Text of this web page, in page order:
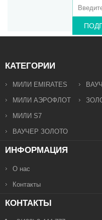
КАТЕГОРИИ
МИЛИ EMIRATES
МИЛИ АЭРОФЛОТ
МИЛИ S7
ВАУЧЕР ЗОЛОТО
ИНФОРМАЦИЯ
О нас
Контакты
КОНТАКТЫ